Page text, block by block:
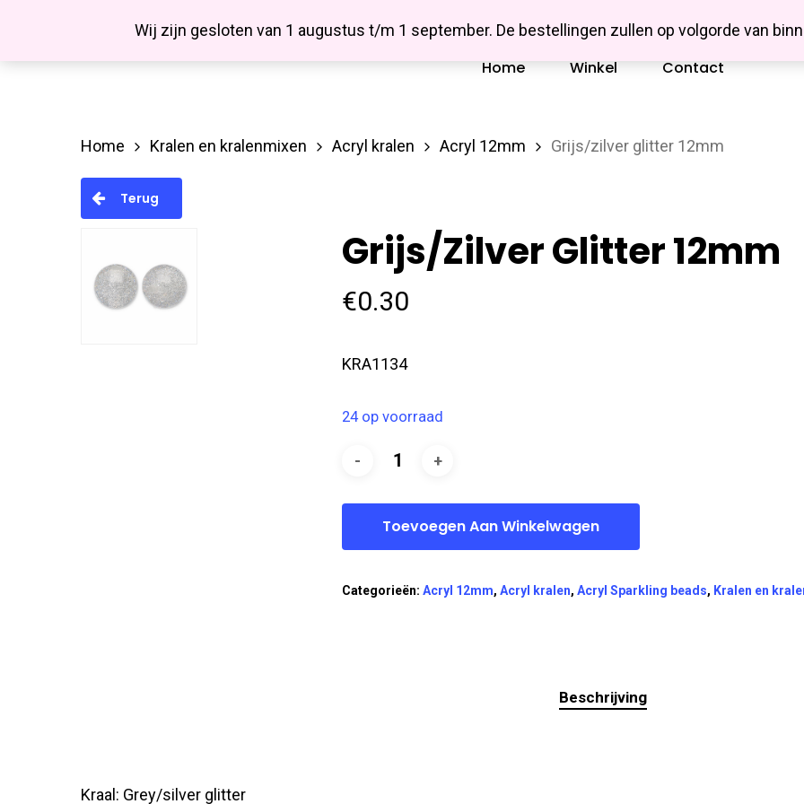
Wij zijn gesloten van 1 augustus t/m 1 september. De bestellingen zullen op volgorde van
Hit enter to search or ESC to close
Missbluesieraden
Facebook
Home Winkel Contact
Home Kralen en kralenmixen Acryl kralen Acryl 12mm Grijs/zilver glitter 12mm
Terug
Grijs/zilver Glitter 12mm
€0.30
KRA1134
24 op voorraad
Toevoegen Aan Winkelwagen
Categorieën: Acryl 12mm, Acryl kralen, Acryl Sparkling beads, Kralen en
Beschrijving
Kraal: Grey/silver glitter